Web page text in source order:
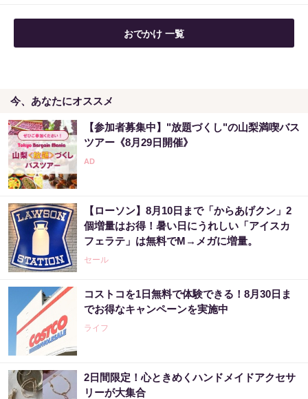
玄関に〇〇置いてる人は金運落ちてます…金
運を上げる方法とは
【宝くじ落選】外れ続ける流れ、ここで断ち
ませんか
PR（合同会社デジタルファーム ）
PR（Acoco.）
おでかけ 一覧
今、あなたにオススメ
【参加者募集中】"放題づくし"の山梨満喫バス
ツアー《8月29日開催》
【ローソン】8月10日まで「からあげクン」2
個増量はお得！暑い日にうれしい「アイスカ
フェラテ」は無料でM→メガに増量。
セール
コストコを1日無料で体験できる！8月30日ま
でお得なキャンペーンを実施中
ライフ
2日間限定！心ときめくハンドメイドアクセサ
リーが大集合